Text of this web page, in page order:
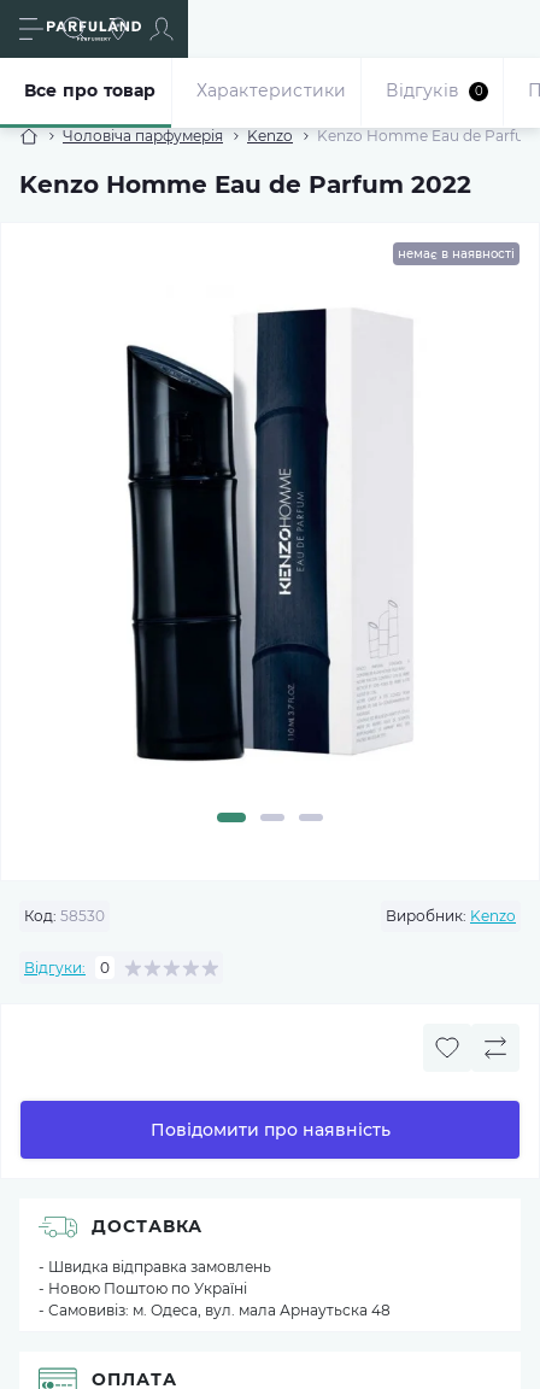
Чоловіча парфумерія Kenzo Kenzo Homme Eau de
Kenzo Homme Eau de Parfum 2022
Все про товар Характеристики Відгуків 0
немає в наявності
Код: 58530 Виробник: Kenzo
Відгуки: 0
Повідомити про наявність
ДОСТАВКА
- Швидка відправка замовлень
- Новою Поштою по Україні
- Самовивіз: м. Одеса, вул. мала Арнаутьска 48
ОПЛАТА